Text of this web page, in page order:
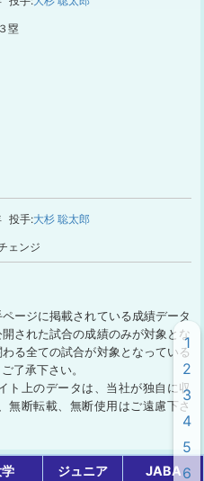
塁
投手:大杉 聡太郎
ェンジ
ージに掲載されている成績データ
された試合の成績のみが対象とな
る全ての試合が対象となっている
了承下さい。
ト上のデータは、当社が独自に収
無断転載、無断使用はご遠慮下さ
ジュニア JABA
1
2
3
4
5
6